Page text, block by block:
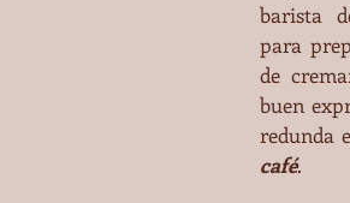
barista
para
de
buen
redunda
café.